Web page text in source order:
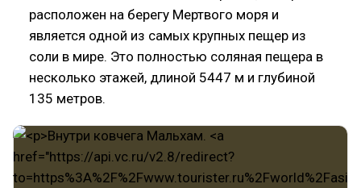
расположен на берегу Мертвого моря и
является одной из самых крупных пещер из
соли в мире. Это полностью соляная пещера в
несколько этажей, длиной 5447 м и глубиной
135 метров.